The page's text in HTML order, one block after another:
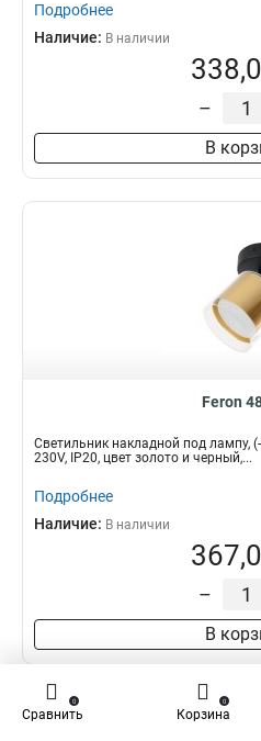
Подробнее
Наличие: В наличии
–
В
Feron
Светильник накладной под лампу,
230V, IP20, цвет золото и черный,...
Подробнее
Наличие: В наличии
–
В
Сравнить
0
Корзина
0